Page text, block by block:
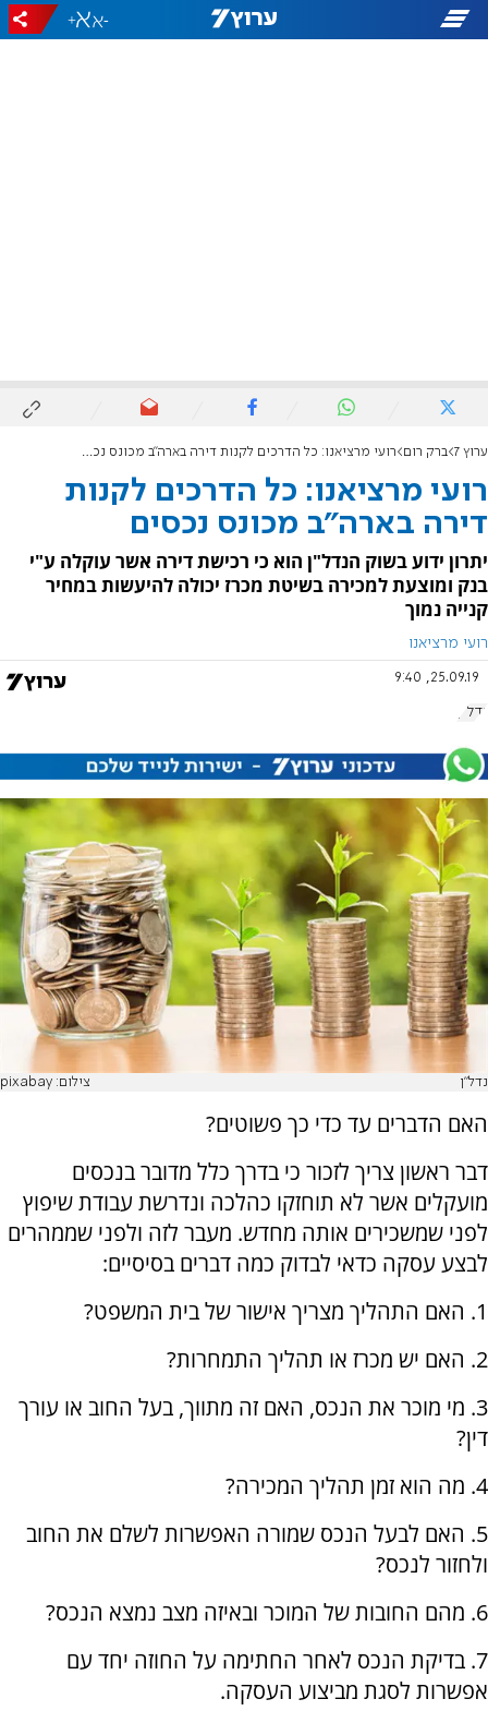
-
+
ערוץ 7 ברק רום רועי מרציאנו: כל הדרכים לקנות דירה בארה"ב מכונס נכסים
רועי מרציאנו: כל הדרכים לקנות
דירה בארה"ב מכונס נכסים
יתרון ידוע בשוק הנדל"ן הוא כי רכישת דירה אשר עוקלה ע"י
בנק ומוצעת למכירה בשיטת מכרז יכולה להיעשות במחיר
קנייה נמוך
רועי מרציאנו
25.09.19, 9:40
נדל"ן
נדל"ן צילום: pixabay
האם הדברים עד כדי כך פשוטים?
דבר ראשון צריך לזכור כי בדרך כלל מדובר בנכסים
מועקלים אשר לא תוחזקו כהלכה ונדרשת עבודת שיפוץ
לפני שמשכירים אותה מחדש. מעבר לזה ולפני שממהרים
לבצע עסקה כדאי לבדוק כמה דברים בסיסיים:
1. האם התהליך מצריך אישור של בית המשפט?
2. האם יש מכרז או תהליך התמחרות?
3. מי מוכר את הנכס, האם זה מתווך, בעל החוב או עורך
דין?
4. מה הוא זמן תהליך המכירה?
5. האם לבעל הנכס שמורה האפשרות לשלם את החוב
ולחזור לנכס?
6. מהם החובות של המוכר ובאיזה מצב נמצא הנכס?
7. בדיקת הנכס לאחר החתימה על החוזה יחד עם
אפשרות לסגת מביצוע העסקה.